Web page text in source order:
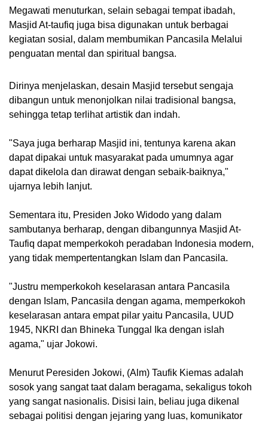
Megawati menuturkan, selain sebagai tempat ibadah,
Masjid At-taufiq juga bisa digunakan untuk berbagai
kegiatan sosial, dalam membumikan Pancasila Melalui
penguatan mental dan spiritual bangsa.
Dirinya menjelaskan, desain Masjid tersebut sengaja
dibangun untuk menonjolkan nilai tradisional bangsa,
sehingga tetap terlihat artistik dan indah.
"Saya juga berharap Masjid ini, tentunya karena akan
dapat dipakai untuk masyarakat pada umumnya agar
dapat dikelola dan dirawat dengan sebaik-baiknya,"
ujarnya lebih lanjut.
Sementara itu, Presiden Joko Widodo yang dalam
sambutanya berharap, dengan dibangunnya Masjid At-
Taufiq dapat memperkokoh peradaban Indonesia modern,
yang tidak mempertentangkan Islam dan Pancasila.
"Justru memperkokoh keselarasan antara Pancasila
dengan Islam, Pancasila dengan agama, memperkokoh
keselarasan antara empat pilar yaitu Pancasila, UUD
1945, NKRI dan Bhineka Tunggal Ika dengan islah
agama," ujar Jokowi.
Menurut Peresiden Jokowi, (Alm) Taufik Kiemas adalah
sosok yang sangat taat dalam beragama, sekaligus tokoh
yang sangat nasionalis. Disisi lain, beliau juga dikenal
sebagai politisi dengan jejaring yang luas, komunikator